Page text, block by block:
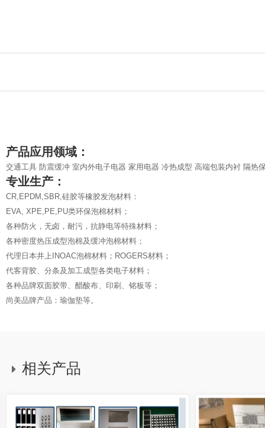
产品应用领域：
交通工具 防震缓冲 室内外电子电器 家用电器 冷热成型 高端包装内衬 隔热
专业生产：
CR,EPDM,SBR,硅胶等橡胶发泡材料：
EVA, XPE,PE,PU类环保泡棉材料；
各种防火，无卤，耐污，抗静电等特殊材料；
各种密度热压成型泡棉及缓冲泡棉材料；
代理日本井上INOAC泡棉材料；ROGERS材料；
代客背胶、分条及加工成型各类电子材料；
各种品牌双面胶带、醋酸布、印刷、铭板等；
尚美品牌产品：瑜伽垫等。
相关产品